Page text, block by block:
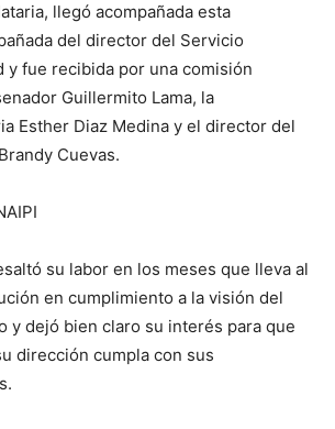
llegó acompañada esta
del director del Servicio
y fue recibida por una comisión
Guillermito Lama, la
Esther Diaz Medina y el director del
Cuevas.
su labor en los meses que lleva al
en cumplimiento a la visión del
y dejó bien claro su interés para que
dirección cumpla con sus